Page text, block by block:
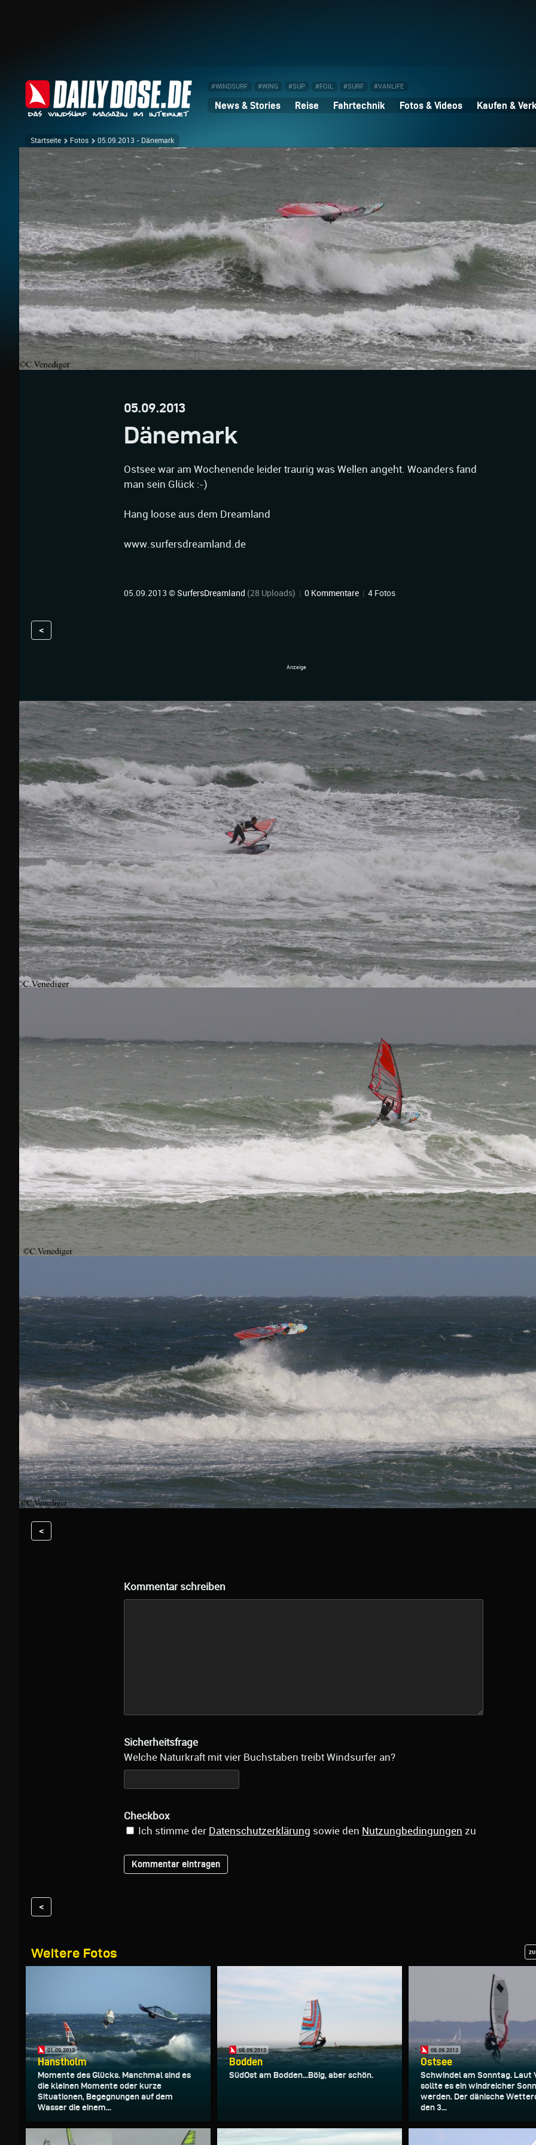
#WINDSURF #WING #SUP #FOIL #SURF #VANLIFE
News & Stories Reise Fahrtechnik Fotos & Videos Kaufen &
Startseite Fotos 05.09.2013 - Dänemark
05.09.2013
Dänemark
Ostsee war am Wochenende leider traurig was Wellen angeht. Woanders fand
man sein Glück :-)
Hang loose aus dem Dreamland
www.surfersdreamland.de
05.09.2013 ©SurfersDreamland (28 Uploads) | 0 Kommentare | 4 Fotos
<
<
Kommentar schreiben
Sicherheitsfrage
Welche Naturkraft mit vier Buchstaben treibt Windsurfer an?
Checkbox
Ich stimme der Datenschutzerklärung sowie den Nutzungbedingungen zu
<
Weitere Fotos
01.09.2013
Hanstholm
Momente des Glücks. Manchmal sind es
die kleinen Momente oder kurze
Situationen, Begegnungen auf dem
Wasser die einem...
08.09.2013
Bodden
SüdOst am Bodden...Böig, aber schön.
08.09.2013
Ostsee
Schwindel am Sonntag. Laut
sollte es ein windreicher
werden. Der dänische
den 3...